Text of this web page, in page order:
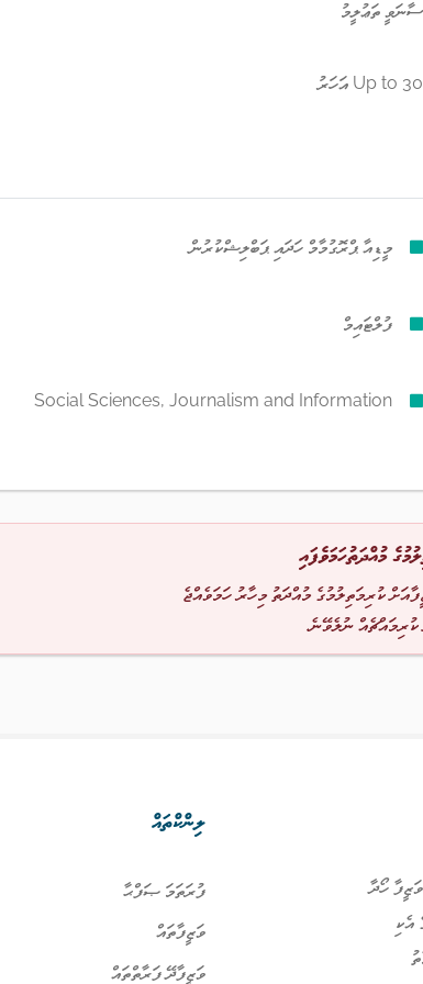
ސާނަވީ ތަޢުލީމު
Up to 30 އަހަރު
މީޑިއާ ޕްރޮގުމާމް ހަދައި ޕަބްލިޝްކުރުން
ފުލްޓައިމް
Social Sciences, Journalism and Information
މުއްދަތުހަމަވެފައި
ކުރިމަތިލުމުގެ މުއްދަތު މިހާރު ހަމަވެއްޖެ
ނުލެވޭނެ.
ހޯދާ
އެކި
ލިންކްތައް
ފުރަތަމަ ޞަފްޙާ
ވަޒީފާތައް
ވަޒީފާދޭ ފަރާތްތައް